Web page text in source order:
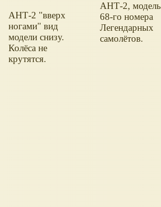
АНТ-2 "вверх
ногами" вид
модели снизу.
Колёса не
крутятся.
АНТ-2, модель
68-го номера
Легендарных
самолётов.